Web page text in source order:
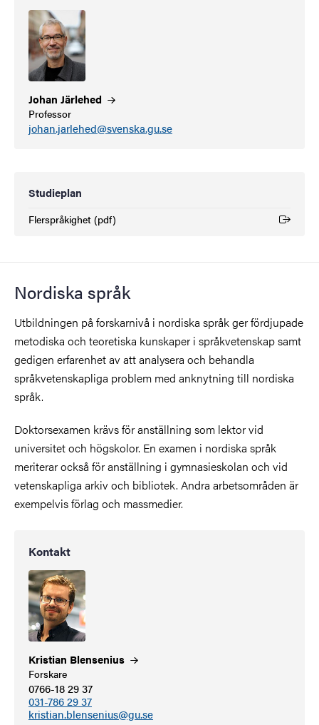
Johan Järlehed
Professor
johan.jarlehed@svenska.gu.se
Studieplan
Flerspråkighet (pdf)
(Extern länk)
Nordiska språk
Utbildningen på forskarnivå i nordiska språk ger fördjupade
metodiska och teoretiska kunskaper i språkvetenskap samt
gedigen erfarenhet av att analysera och behandla
språkvetenskapliga problem med anknytning till nordiska
språk.
Doktorsexamen krävs för anställning som lektor vid
universitet och högskolor. En examen i nordiska språk
meriterar också för anställning i gymnasieskolan och vid
vetenskapliga arkiv och bibliotek. Andra arbetsområden är
exempelvis förlag och massmedier.
Kontakt
Kristian Blensenius
Forskare
0766-18 29 37
031-786 29 37
kristian.blensenius@gu.se